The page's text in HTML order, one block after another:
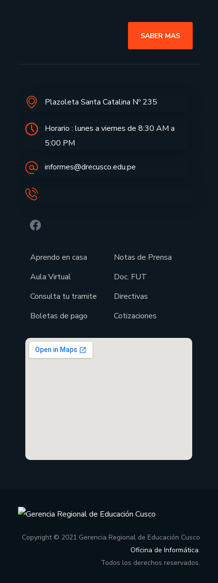
SABER MAS
Plazoleta Santa Catalina Nº 235
Horario : lunes a viernes de 8:30 AM a
5:00 PM
informes@drecusco.edu.pe
Aprendo en casa
Aula Virtual
Consulta tu tramite
Boletas de pago
Notas de Prensa
Doc. FUT
Directivas
Cotizaciones
Copyright © 2021 Gerencia Regional de Educación Cusco
Oficina de Informática.
Todos los derechos reservados.